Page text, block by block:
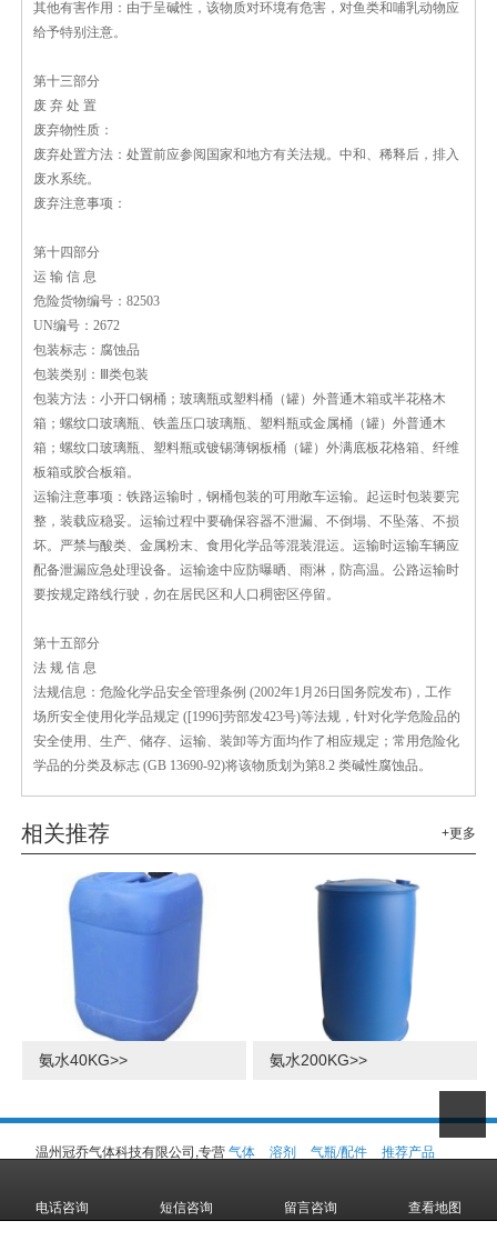
其他有害作用：由于呈碱性，该物质对环境有危害，对鱼类和哺乳动物应
给予特别注意。
第十三部分
废 弃 处 置
废弃物性质：
废弃处置方法：处置前应参阅国家和地方有关法规。中和、稀释后，排入
废水系统。
废弃注意事项：
第十四部分
运 输 信 息
危险货物编号：82503
UN编号：2672
包装标志：腐蚀品
包装类别：Ⅲ类包装
包装方法：小开口钢桶；玻璃瓶或塑料桶（罐）外普通木箱或半花格木
箱；螺纹口玻璃瓶、铁盖压口玻璃瓶、塑料瓶或金属桶（罐）外普通木
箱；螺纹口玻璃瓶、塑料瓶或镀锡薄钢板桶（罐）外满底板花格箱、纤维
板箱或胶合板箱。
运输注意事项：铁路运输时，钢桶包装的可用敞车运输。起运时包装要完
整，装载应稳妥。运输过程中要确保容器不泄漏、不倒塌、不坠落、不损
坏。严禁与酸类、金属粉末、食用化学品等混装混运。运输时运输车辆应
配备泄漏应急处理设备。运输途中应防曝晒、雨淋，防高温。公路运输时
要按规定路线行驶，勿在居民区和人口稠密区停留。
第十五部分
法 规 信 息
法规信息：危险化学品安全管理条例 (2002年1月26日国务院发布)，工作
场所安全使用化学品规定 ([1996]劳部发423号)等法规，针对化学危险品的
安全使用、生产、储存、运输、装卸等方面均作了相应规定；常用危险化
学品的分类及标志 (GB 13690-92)将该物质划为第8.2 类碱性腐蚀品。
相关推荐 +更多
氨水40KG>> 氨水200KG>>
温州冠乔气体科技有限公司,专营气体 溶剂 气瓶/配件
推荐产品
CopyRight © 版权所有:温州冠乔气体科技有限公司 网站地图
XM
电话咨询 短信咨询 留言咨询 查看地图